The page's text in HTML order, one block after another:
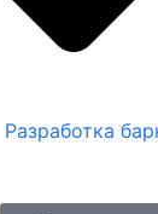
Разработка